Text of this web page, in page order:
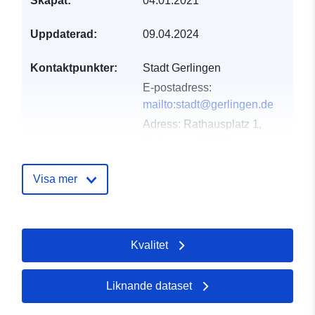
Uppdaterad: 09.04.2024
Kontaktpunkter:
Stadt Gerlingen
E-postadress:
mailto:stadt@gerlingen.de
Adress: Rathausplatz 1,
Katalogregister: Läggs till i data.europa.eu: 25
June 2022
Uppdaterad på data.europa.eu:
25 July 2026
Visa mer
Kvalitet
Liknande dataset